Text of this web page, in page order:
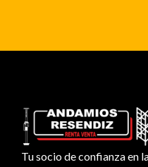
Tu socio de confianza en